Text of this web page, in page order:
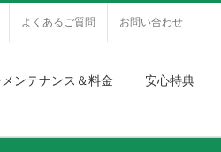
よくあるご質問 お問い合わせ
ンテナンス＆料金 安心特典